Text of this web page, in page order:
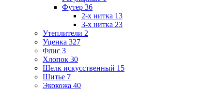
Футер 36
2-х нитка 13
3-х нитка 23
Утеплители 2
Уценка 327
Флис 3
Хлопок 30
Шелк искусственный 15
Шитье 7
Экокожа 40